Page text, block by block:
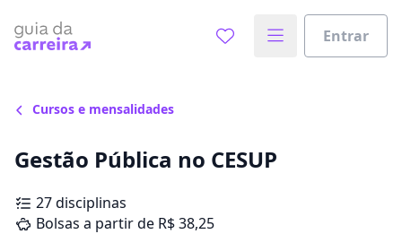
Entrar
Cursos e mensalidades
Gestão Pública no CESUP
27 disciplinas
Bolsas a partir de R$ 38,25